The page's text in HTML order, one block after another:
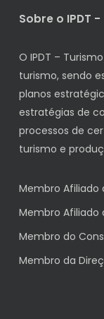
Sobre o IPDT
O IPDT –
turismo, sendo
planos
estratégias de
processos de
turismo e
Membro Afiliado
Membro Afiliado
Membro do
Membro da